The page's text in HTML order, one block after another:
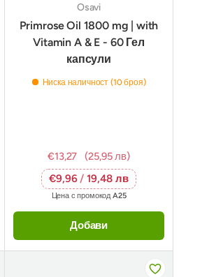
Osavi
Primrose Oil 1800 mg | with
Vitamin A & E - 60 Гел
капсули
Ниска наличност (10 броя)
€13,27
(25,95 лв)
€9,96 / 19,48 лв
Цена с промокод A25
Добави